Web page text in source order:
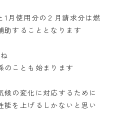
1月使用分の２月請求分は燃
助することとなります
のことも始まります
候の変化に対応するために
能を上げるしかないと思い